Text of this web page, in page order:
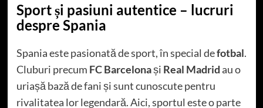
Sport și pasiuni autentice – lucruri
despre Spania
Spania este pasionată de sport, în special defotbal.
Cluburi precum FC Barcelonași Real Madridau o
uriașă bază de fani și sunt cunoscute pentru
rivalitatea lor legendară. Aici, sportul este o parte